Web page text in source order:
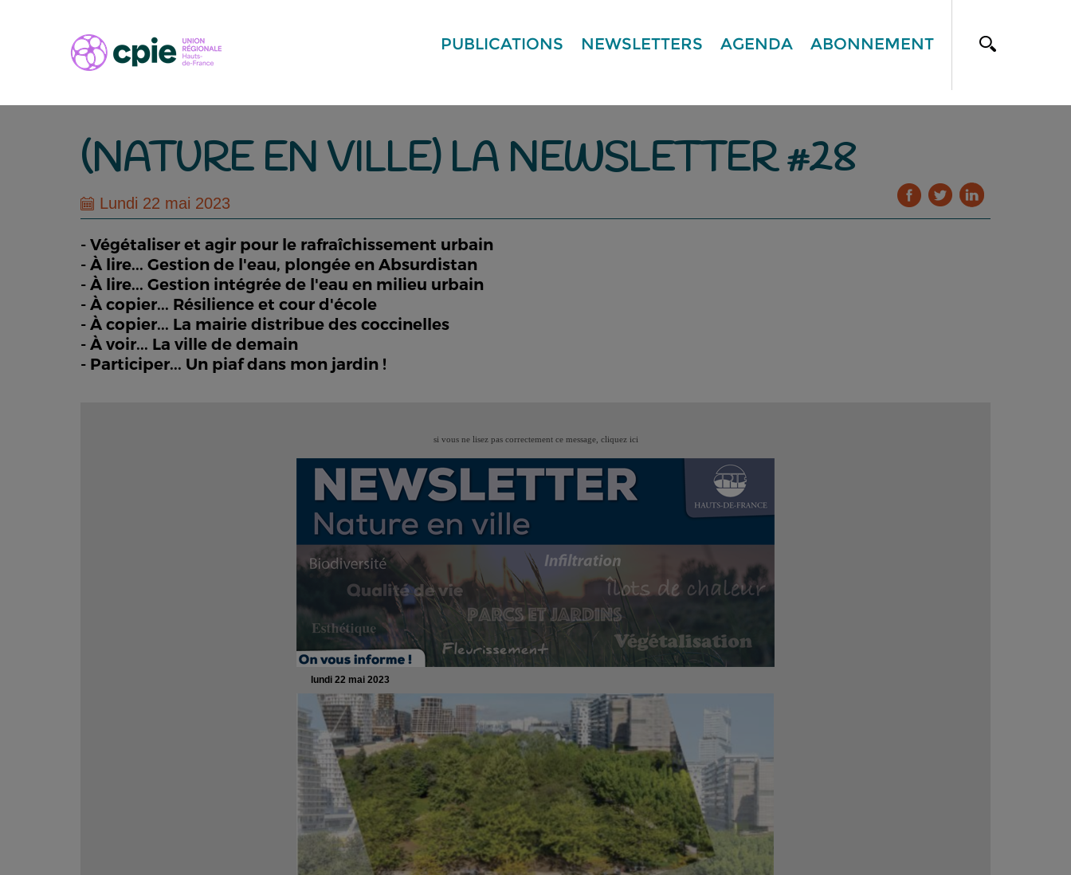
PUBLICATIONS NEWSLETTERS AGENDA ABONNEMENT
(NATURE EN VILLE) LA NEWSLETTER #28
Lundi 22 mai 2023
- Végétaliser et agir pour le rafraîchissement urbain
- À lire... Gestion de l'eau, plongée en Absurdistan
- À lire... Gestion intégrée de l'eau en milieu urbain
- À copier... Résilience et cour d'école
- À copier... La mairie distribue des coccinelles
- À voir... La ville de demain
- Participer... Un piaf dans mon jardin !
si vous ne lisez pas correctement ce message, cliquez ici
lundi 22 mai 2023